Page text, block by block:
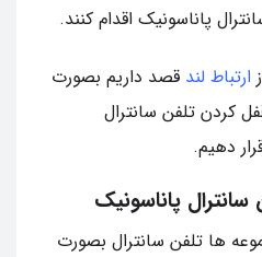
پاناسونیک اقدام کنند.
ارتباط لند قصد داریم بصورت
کردن تلفن سانترال
دهیم.
پاناسونیک
ها تلفن سانترال بصورت